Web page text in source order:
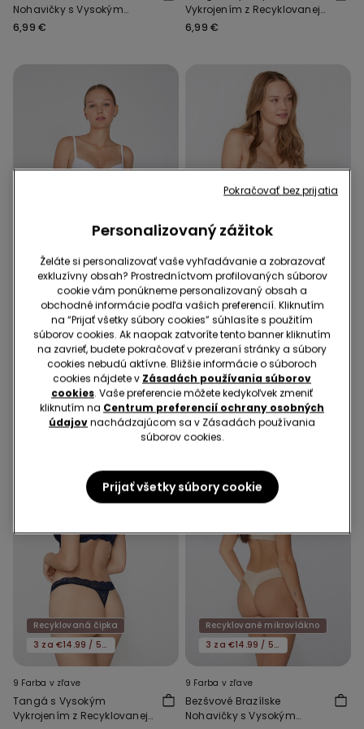
Nohavičky s Vysokým
Vykrojením z
6,99 €
Vykrojením z Recyklovanej
Čipky
6,99 €
Recyklované mikrovlákno
3 za €14.99 / 5 za €21.99
9 Farba v zľave
Bezšvové Brazílske
Nohavičky s Vysokým
Vykrojením z
Recyklovaného
Mikrovlákna
Recyklovaná čipka
3 za €14.99 / 5 za €21.99
9 Farba v zľave
Tangá s Vysokým
Vykrojením z Recyklovanej
Čipky
6,99 €
Recyklovaná čipka
3 za €14.99 / 5 za €21.99
9 Farba v zľave
Tangá s Vysokým
Vykrojením z Recyklovanej
Recyklované mikrovlákno
3 za €14.99 / 5 za €21.99
9 Farba v zľave
Bezšvové Brazílske
Nohavičky s Vysokým
Personalizovaný zážitok
Želáte si personalizovať vaše vyhľadávanie a zobrazovať
exkluzívny obsah? Prostredníctvom profilovaných súborov
cookie vám ponúkneme personalizovaný obsah a
obchodné informácie podľa vašich preferencií. Kliknutím
na “Prijať všetky súbory cookies” súhlasíte s použitím
súborov cookies. Ak naopak zatvoríte tento banner kliknutím
na zavrieť, budete pokračovať v prezeraní stránky a súbory
cookies nebudú aktívne. Bližšie informácie o súboroch
cookies nájdete v Zásadách používania súborov
cookies. Vaše preferencie môžete kedykoľvek zmeniť
kliknutím na Centrum preferencií ochrany osobných
údajovnachádzajúcom sa v Zásadách používania
súborov cookies.
Prijať všetky súbory cookie
Pokračovať bez prijatia